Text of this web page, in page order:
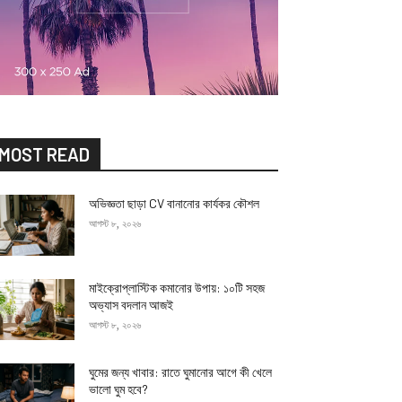
READ
অভিজ্ঞতা ছাড়া CV বানানোর কার্যকর কৌশল
আগস্ট ৮, ২০২৬
মাইক্রোপ্লাস্টিক কমানোর উপায়: ১০টি সহজ
অভ্যাস বদলান আজই
আগস্ট ৮, ২০২৬
ঘুমের জন্য খাবার: রাতে ঘুমানোর আগে কী খেলে
ভালো ঘুম হবে?